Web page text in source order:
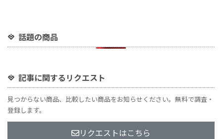
話題の商品
記事に関するリクエスト
見つからない商品、比較したい商品をお知らせください。無料で調査・
登録します。
リクエストはこちら